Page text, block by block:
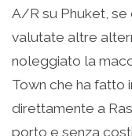
A/R su Phuket, se
valutate altre
noleggiato la
Town che ha fatto
direttamente a
porto e senza